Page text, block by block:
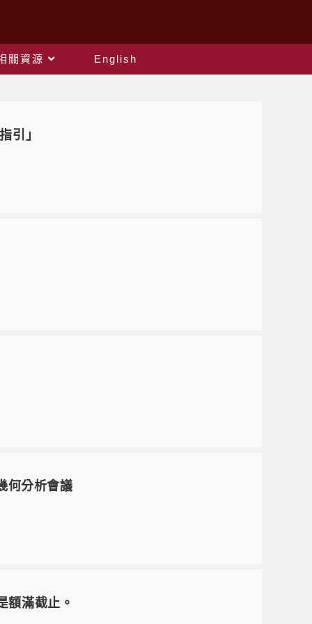
關資源 English
引」
何分析會議
額滿截止。